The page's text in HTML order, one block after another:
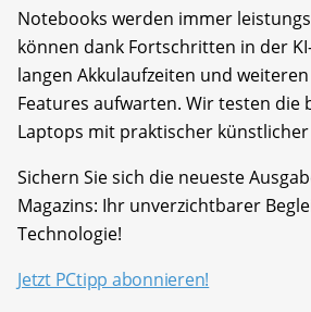
Notebooks werden immer
können dank Fortschritten in der
langen Akkulaufzeiten und
Features aufwarten. Wir testen die
Laptops mit praktischer
Sichern Sie sich die neueste
Magazins: Ihr unverzichtbarer
Technologie!
Jetzt PCtipp abonnieren!